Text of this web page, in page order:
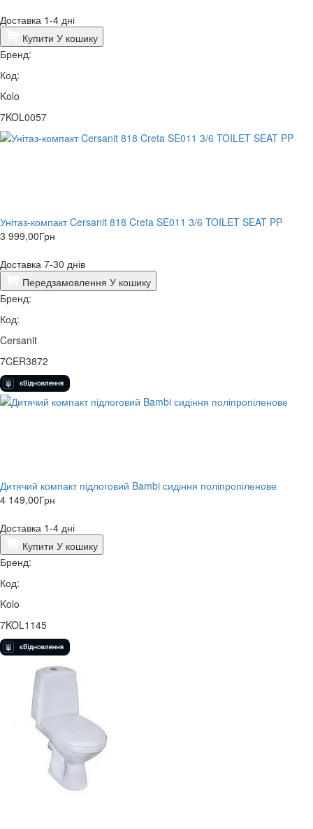
Доставка 1-4 дні
Купити У кошику
Бренд:
Код:
Kolo
7KOL0057
Унітаз-компакт Cersanit 818 Creta SE011 3/6 TOILET SEAT PP
3 999,00Грн
Доставка 7-30 днів
Передзамовлення У кошику
Бренд:
Код:
Cersanit
7CER3872
Дитячий компакт підлоговий Bambi сидіння поліпропіленове
4 149,00Грн
Доставка 1-4 дні
Купити У кошику
Бренд:
Код:
Kolo
7KOL1145